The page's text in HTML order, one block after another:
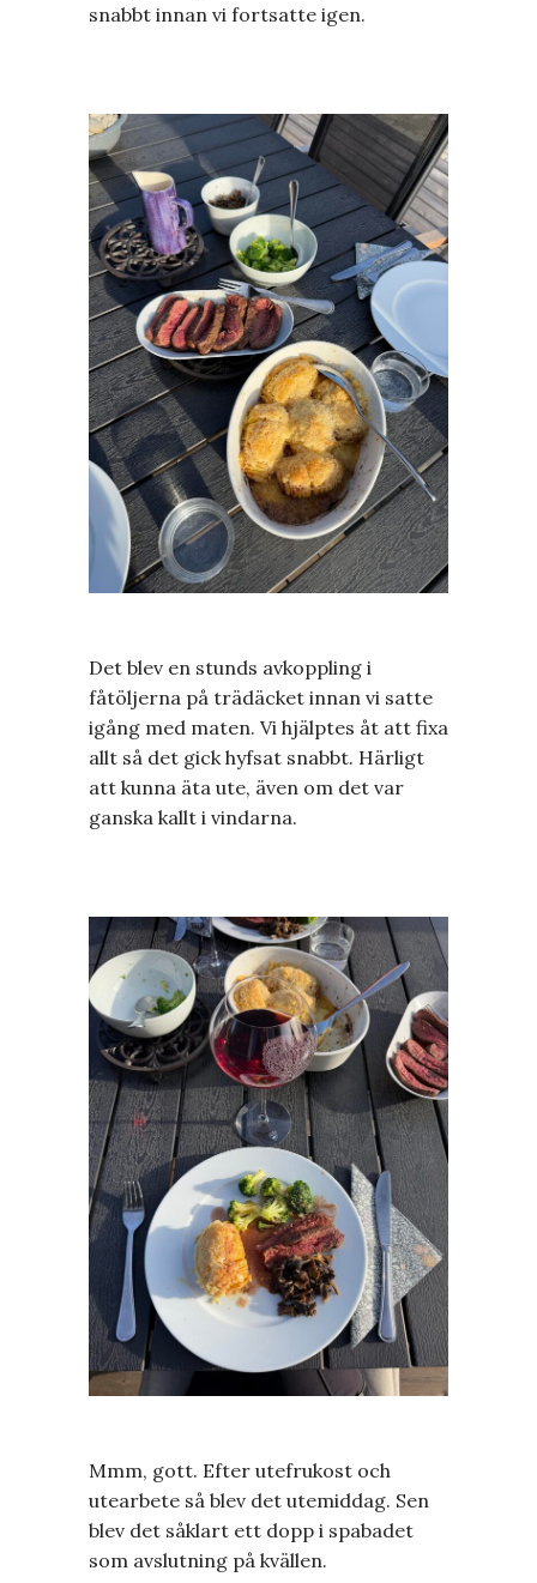
snabbt innan vi fortsatte igen.
Det blev en stunds avkoppling i
fåtöljerna på trädäcket innan vi satte
igång med maten. Vi hjälptes åt att fixa
allt så det gick hyfsat snabbt. Härligt
att kunna äta ute, även om det var
ganska kallt i vindarna.
Mmm, gott. Efter utefrukost och
utearbete så blev det utemiddag. Sen
blev det såklart ett dopp i spabadet
som avslutning på kvällen.